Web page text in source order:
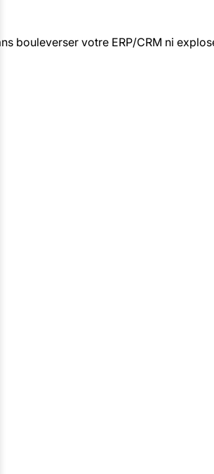
bouleverser votre ERP/CRM ni